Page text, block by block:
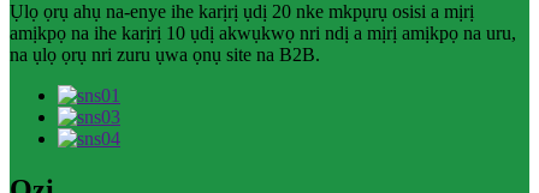
Ụlọ ọrụ ahụ na-enye ihe karịrị ụdị 20 nke mkpụrụ osisi a mịrị
amịkpọ na ihe karịrị 10 ụdị akwụkwọ nri ndị a mịrị amịkpọ na uru,
na ụlọ ọrụ nri zuru ụwa ọnụ site na B2B.